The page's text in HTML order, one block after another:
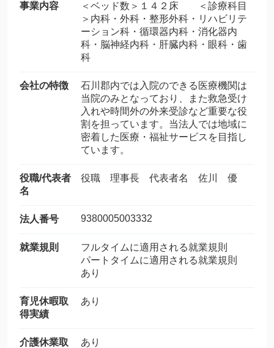
事業内容
＜ベッド数＞１４２床 ＜診療科目
＞内科・外科・整形外科・リハビリテ
ーション科・循環器内科・消化器内
科・脳神経内科・肝臓内科・眼科・歯
科
会社の特徴
石川郡内では入院のできる医療機関は
当院のみとなっており、また救急受け
入れや時間外の外来受診など重要な役
割を担っています。当法人では地域に
密着した医療・福祉サービスを目指し
ています。
役職/代表者
名
役職 理事長 代表者名 佐川 優
法人番号 9380005003332
就業規則
フルタイムに適用される就業規則
パートタイムに適用される就業規則
あり
育児休暇取
得実績
あり
介護休業取
あり